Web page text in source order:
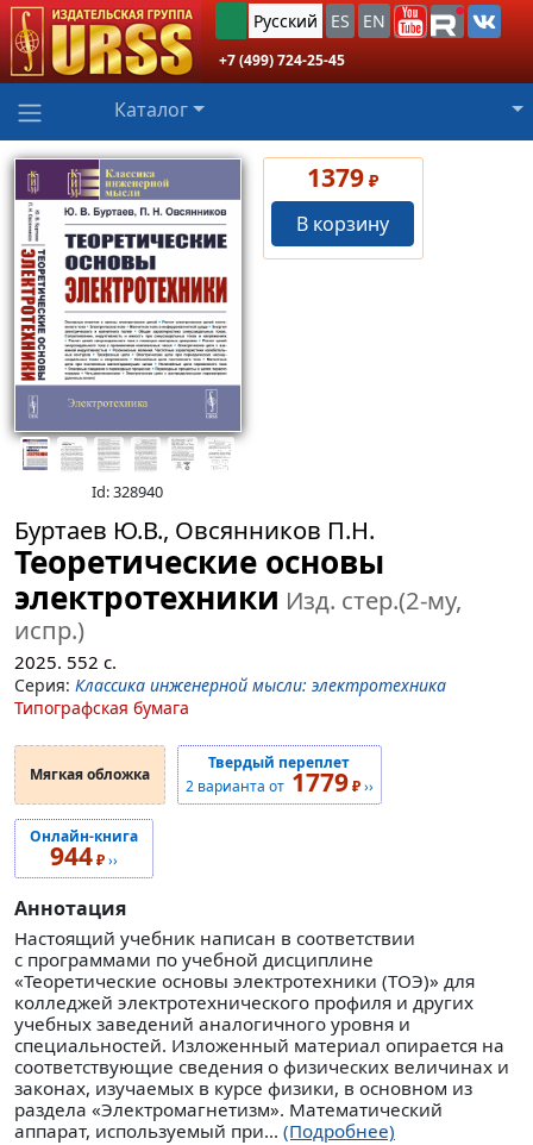
Русский ES EN
+7 (499) 724-25-45
Каталог
Id: 328940
1379 ₽
В корзину
Буртаев Ю.В., Овсянников П.Н.
Теоретические основы
электротехники Изд. стер.(2-му,
испр.)
2025. 552 с.
Серия: Классика инженерной мысли: электротехника
Типографская бумага
Мягкая обложка
Твердый переплет
2 варианта от 1779₽››
Онлайн-книга
944₽››
Аннотация
Настоящий учебник написан в соответствии
с программами по учебной дисциплине
«Теоретические основы электротехники (ТОЭ)» для
колледжей электротехнического профиля и других
учебных заведений аналогичного уровня и
специальностей. Изложенный материал опирается на
соответствующие сведения о физических величинах и
законах, изучаемых в курсе физики, в основном из
раздела «Электромагнетизм». Математический
аппарат, используемый при... (Подробнее)